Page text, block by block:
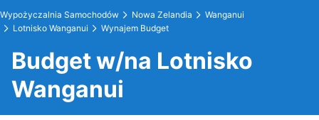
Wypożyczalnia Samochodów Nowa Zelandia
Wanganui
Lotnisko Wanganui
Wynajem Budget
Budget w/na Lotnisko
Wanganui